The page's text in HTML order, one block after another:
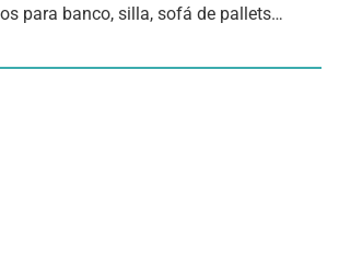
para banco, silla, sofá de pallets…